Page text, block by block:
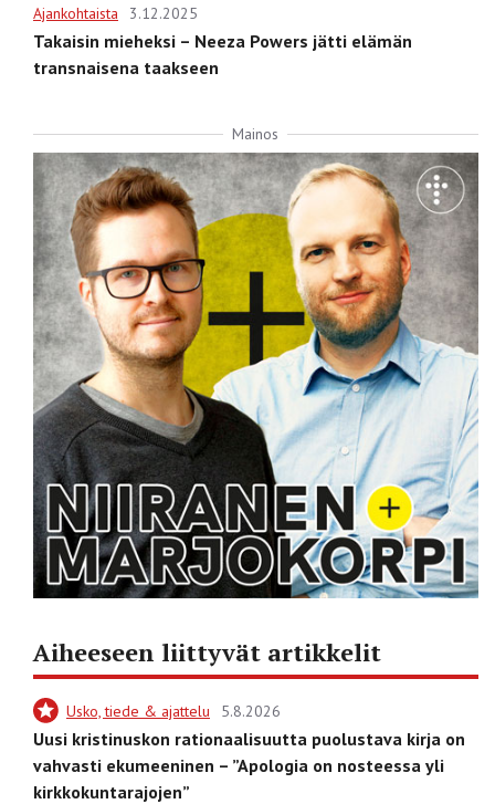
Ajankohtaista 3.12.2025
Takaisin mieheksi – Neeza Powers jätti elämän
transnaisena taakseen
Mainos
Aiheeseen liittyvät artikkelit
Usko, tiede & ajattelu 5.8.2026
Uusi kristinuskon rationaalisuutta puolustava kirja on
vahvasti ekumeeninen – ”Apologia on nosteessa yli
kirkkokuntarajojen”